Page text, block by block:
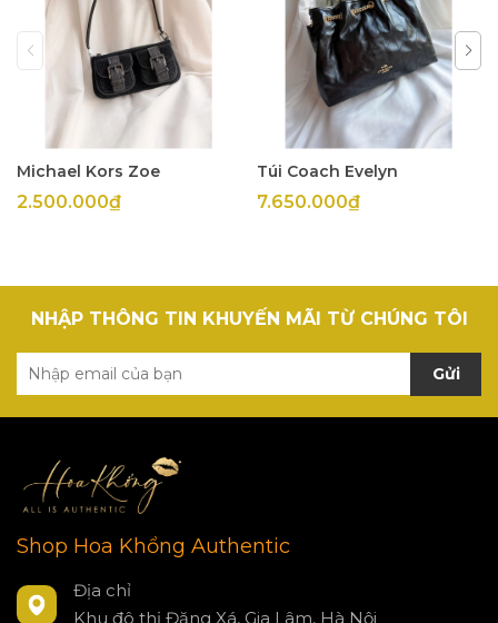
Michael Kors Zoe
2.500.000₫
Túi Coach Evelyn
7.650.000₫
NHẬP THÔNG TIN KHUYẾN MÃI TỪ CHÚNG TÔI
Gửi
Shop Hoa Khổng Authentic
Địa chỉ
Khu đô thị Đặng Xá, Gia Lâm, Hà Nội